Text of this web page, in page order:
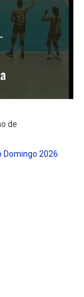
Domingo 2026